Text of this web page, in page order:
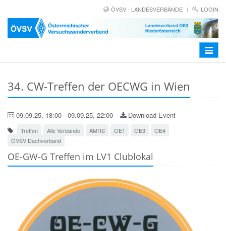
ÖVSV - LANDESVERBÄNDE LOGIN
Toggle
34. CW-Treffen der OECWG in Wien
09.09.25, 18:00 - 09.09.25, 22:00 Download Event
Treffen Alle Verbände AMRS OE1 OE3
OE4
ÖVSV Dachverband
OE-GW-G Treffen im LV1 Clublokal